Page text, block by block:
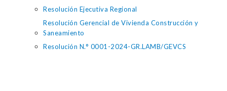
Resolución Ejecutiva Regional
Resolución Gerencial de Vivienda Construcción y
Saneamiento
Resolución N.° 0001-2024-GR.LAMB/GEVCS